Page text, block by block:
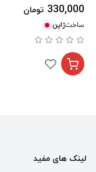
330,000 تومان
ساختژاپن
لینک های مفید